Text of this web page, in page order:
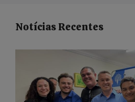
Notícias Recentes